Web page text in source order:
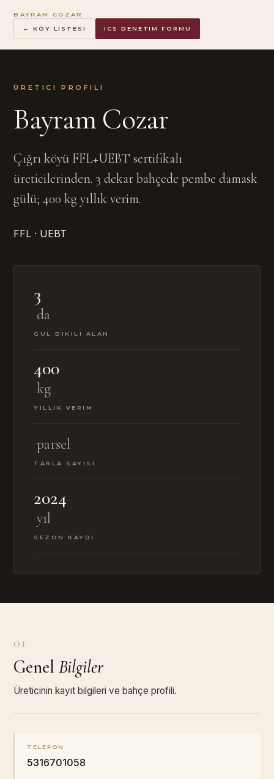
BAYRAM COZAR
← KÖY LISTESI ICS DENETIM FORMU
ÜRETICI PROFILI
Bayram Cozar
Çığrı köyü FFL+UEBT sertifikalı
üreticilerinden. 3 dekar bahçede pembe damask
gülü; 400 kg yıllık verim.
FFL · UEBT
3
da
GÜL DIKILI ALAN
400
kg
YILLIK VERIM
parsel
TARLA SAYISI
2024
yıl
SEZON KAYDI
01
Genel Bilgiler
Üreticinin kayıt bilgileri ve bahçe profili.
TELEFON
5316701058